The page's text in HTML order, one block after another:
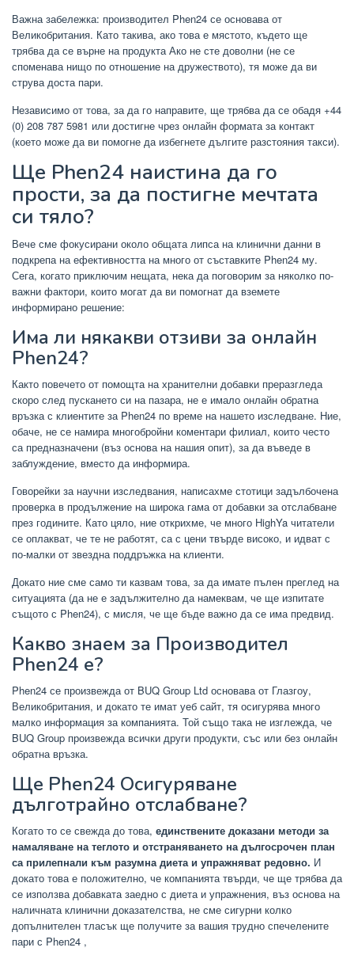
Важна забележка: производител Phen24 се основава от
Великобритания. Като такива, ако това е мястото, където ще
трябва да се върне на продукта Ако не сте доволни (не се
споменава нищо по отношение на дружеството), тя може да ви
струва доста пари.
Независимо от това, за да го направите, ще трябва да се обадя +44
(0) 208 787 5981 или достигне чрез онлайн формата за контакт
(което може да ви помогне да избегнете дългите разстояния такси).
Ще Phen24 наистина да го
прости, за да постигне мечтата
си тяло?
Вече сме фокусирани около общата липса на клинични данни в
подкрепа на ефективността на много от съставките Phen24 му.
Сега, когато приключим нещата, нека да поговорим за няколко по-
важни фактори, които могат да ви помогнат да вземете
информирано решение:
Има ли някакви отзиви за онлайн
Phen24?
Както повечето от помощта на хранителни добавки преразгледа
скоро след пускането си на пазара, не е имало онлайн обратна
връзка с клиентите за Phen24 по време на нашето изследване. Ние,
обаче, не се намира многобройни коментари филиал, които често
са предназначени (въз основа на нашия опит), за да въведе в
заблуждение, вместо да информира.
Говорейки за научни изследвания, написахме стотици задълбочена
проверка в продължение на широка гама от добавки за отслабване
през годините. Като цяло, ние открихме, че много HighYa читатели
се оплакват, че те не работят, са с цени твърде високо, и идват с
по-малки от звездна поддръжка на клиенти.
Докато ние сме само ти казвам това, за да имате пълен преглед на
ситуацията (да не е задължително да намеквам, че ще изпитате
същото с Phen24), с мисля, че ще бъде важно да се има предвид.
Какво знаем за Производител
Phen24 е?
Phen24 се произвежда от BUQ Group Ltd основава от Глазгоу,
Великобритания, и докато те имат уеб сайт, тя осигурява много
малко информация за компанията. Той също така не изглежда, че
BUQ Group произвежда всички други продукти, със или без онлайн
обратна връзка.
Ще Phen24 Осигуряване
дълготрайно отслабване?
Когато то се свежда до това, единствените доказани методи за
намаляване на теглото и отстраняването на дългосрочен план
са прилепнали към разумна диета и упражняват редовно. И
докато това е положително, че компанията твърди, че ще трябва да
се използва добавката заедно с диета и упражнения, въз основа на
наличната клинични доказателства, не сме сигурни колко
допълнителен тласък ще получите за вашия трудно спечелените
пари с Phen24 ,